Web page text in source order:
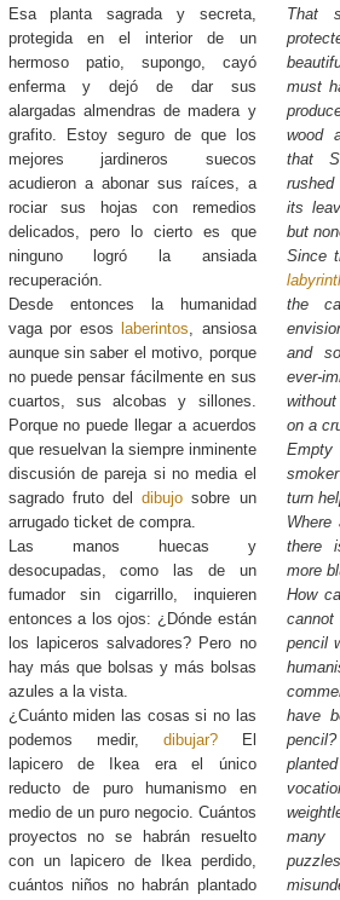
Esa planta sagrada y secreta,
protegida en el interior de un
hermoso patio, supongo, cayó
enferma y dejó de dar sus
alargadas almendras de madera y
grafito. Estoy seguro de que los
mejores jardineros suecos
acudieron a abonar sus raíces, a
rociar sus hojas con remedios
delicados, pero lo cierto es que
ninguno logró la ansiada
recuperación.
Desde entonces la humanidad
vaga por esos
laberintos , ansiosa
aunque sin saber el motivo, porque
no puede pensar fácilmente en sus
cuartos, sus alcobas y sillones.
Porque no puede llegar a acuerdos
que resuelvan la siempre inminente
discusión de pareja si no media el
sagrado fruto deldibujo sobre un
arrugado ticket de compra.
Las manos huecas y
desocupadas, como las de un
fumador sin cigarrillo, inquieren
entonces a los ojos: ¿Dónde están
los lapiceros salvadores? Pero no
hay más que bolsas y más bolsas
azules a la vista.
¿Cuánto miden las cosas si no las
podemos medir, dibujar?El
lapicero de Ikea era el único
reducto de puro humanismo en
medio de un puro negocio. Cuántos
proyectos no se habrán resuelto
con un lapicero de Ikea perdido,
cuántos niños no habrán plantado
That
must
wood
that
its
but
Since
the
and
ever-
on a
turn
there
more
How
pencil
have
many